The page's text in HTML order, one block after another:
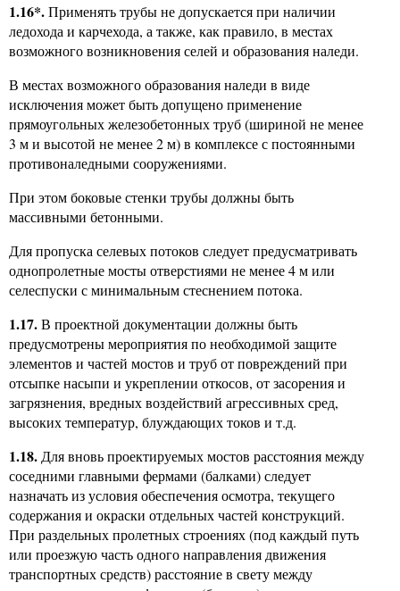
1.16*.Применять трубы не допускается при наличии
ледохода и карчехода, а также, как правило, в местах
возможного возникновения селей и образования наледи.
В местах возможного образования наледи в виде
исключения может быть допущено применение
прямоугольных железобетонных труб (шириной не менее
3 м и высотой не менее 2 м) в комплексе с постоянными
противоналедными сооружениями.
При этом боковые стенки трубы должны быть
массивными бетонными.
Для пропуска селевых потоков следует предусматривать
однопролетные мосты отверстиями не менее 4 м или
селеспуски с минимальным стеснением потока.
1.17.В проектной документации должны быть
предусмотрены мероприятия по необходимой защите
элементов и частей мостов и труб от повреждений при
отсыпке насыпи и укреплении откосов, от засорения и
загрязнения, вредных воздействий агрессивных сред,
высоких температур, блуждающих токов и т.д.
1.18.Для вновь проектируемых мостов расстояния между
соседними главными фермами (балками) следует
назначать из условия обеспечения осмотра, текущего
содержания и окраски отдельных частей конструкций.
При раздельных пролетных строениях (под каждый путь
или проезжую часть одного направления движения
транспортных средств) расстояние в свету между